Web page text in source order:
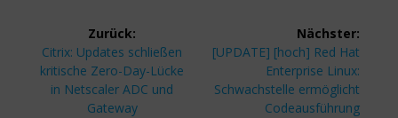
Beitragsnavigation
Zurück:
Vorheriger
Beitrag:
Citrix: Updates schließen
kritische Zero-Day-Lücke
in Netscaler ADC und
Gateway
Nächster:
Nächster
[UPDATE] [hoch] Red Hat
Enterprise Linux:
Schwachstelle ermöglicht
Codeausführung